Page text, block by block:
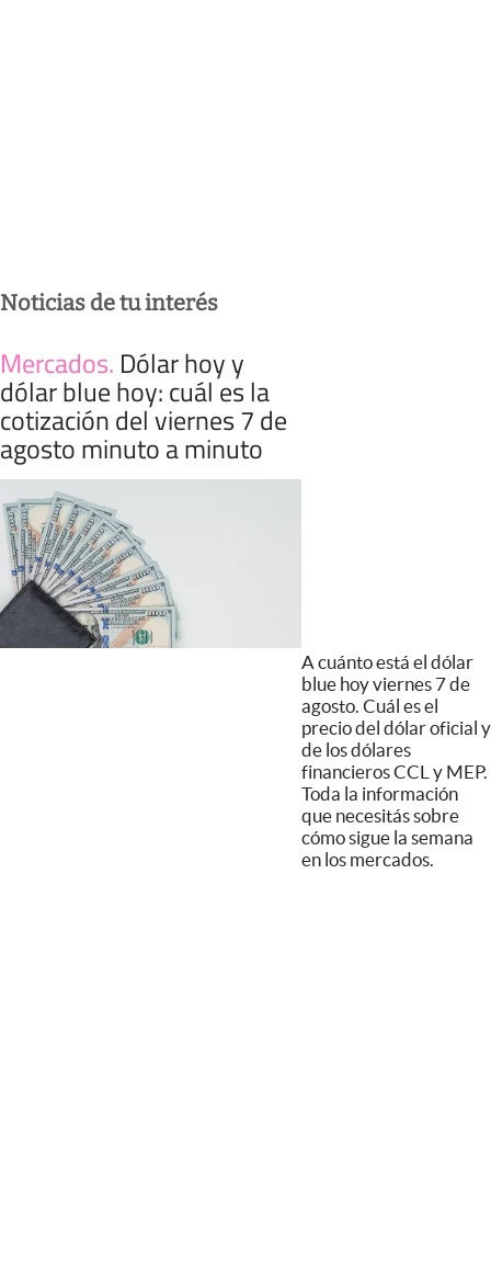
Noticias de tu interés
Mercados. Dólar hoy y
dólar blue hoy: cuál es la
cotización del viernes 7 de
agosto minuto a minuto
A cuánto está el dólar
blue hoy viernes 7 de
agosto. Cuál es el
precio del dólar oficial y
de los dólares
financieros CCL y MEP.
Toda la información
que necesitás sobre
cómo sigue la semana
en los mercados.